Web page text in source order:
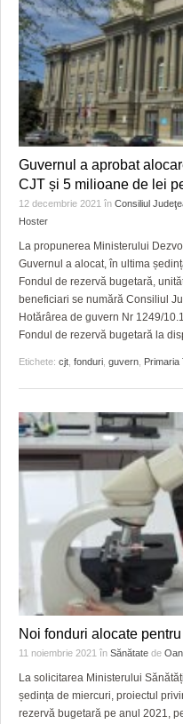
Guvernul a aprobat
CJT și 5 milioane de lei
12 decembrie 2021 în Consiliul
Hoster
La propunerea Ministerului
Guvernul a alocat, în ultima
Fondul de rezervă bugetară,
beneficiari se numără Consiliul
Hotărârea de guvern Nr 1249/
Fondul de rezervă bugetară la
Etichete: cjt fonduri guvern Primaria
Noi fonduri alocate
11 noiembrie 2021 în Sănătate de
La solicitarea Ministerului
ședința de miercuri, proiectul
rezervă bugetară pe anul 2021,